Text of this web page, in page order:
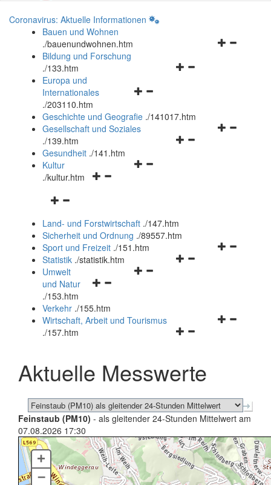
Coronavirus: Aktuelle Informationen
Bauen und Wohnen
./bauenundwohnen.htm
Navigationsmenü
Bildung und Forschung
./133.htm
Navigationsmenü
und
schließen
Europa und
Internationales
./203110.htm
Geschichte und Geografie ./141017.htm
Navigationsmenü
Gesellschaft und Soziales
./139.htm
Navigationsmenü
Gesundheit ./141.htm
Navigationsmenü
Kultur
./kultur.htm
Navigationsmenü
und
schließen
Land- und Forstwirtschaft ./147.htm
Sicherheit und Ordnung ./89557.htm
Navigationsmenü
Sport und Freizeit ./151.htm
Navigationsmenü
Statistik ./statistik.htm
Navigationsmenü
und
schließen
Umwelt
und Natur
./153.htm
Verkehr ./155.htm
Navigationsmenü
schließen
Wirtschaft, Arbeit und Tourismus
./157.htm
Aktuelle Messwerte
Feinstaub (PM10) - als gleitender 24-Stunden Mittelwert am
07.08.2026 17:30
+
–